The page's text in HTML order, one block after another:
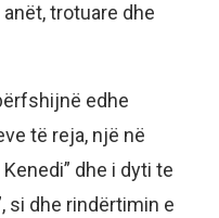
trotuare dhe
edhe
të reja, një në
dhe i dyti te
si dhe rindërtimin e